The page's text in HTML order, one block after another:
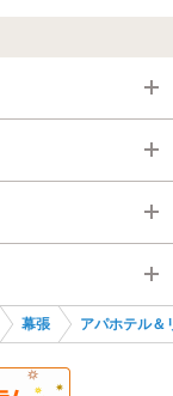
幕張 アパホテル＆